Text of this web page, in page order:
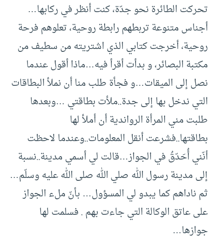
تحركت الطائرة نحو جدّة، كنت أنظر في ركابها…
أجناس متنوعة تربطهم رابطة روحية، تعلوهم فرحة
روحية، أخرجت كتابي الذي اشتريته من سطيف من
مكتبة البصائر، و بدأت أقرأ فيه…ماذا أقول عندما
نصل إلى الميقات…و فجأة طلب منا أن نملأ البطاقات
التي ندخل بها إلى جدة..ملأت بطاقتي …وبعدها
طلبت مني المرأة الرواندية أن أملأ لها
بطاقتها..فشرعت أنقل المعلومات..وعندما لاحظت
أنّني أُحَدّقُ في الجواز…قالت لي أسمي مدينة..نسبة
إلى مدينة رسول الله صلي الله صلى الله عليه وسلّم…
ثم ناداهم كما يبدو لي المسؤول… بأنّ ملء الجواز
على عاتق الوكالة التي جاءت بهم . فسلمت لها
جوازها…